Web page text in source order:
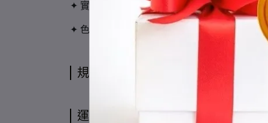
✦ 實木屬「非均質材料」，購買必須認同紋路
✦ 色票僅供參考用，實際顏色可能因環境光線
規格說明
運送方式